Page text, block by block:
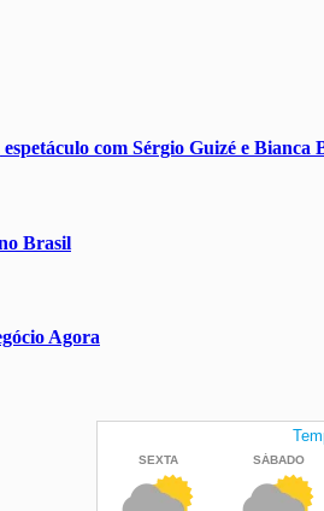
com Sérgio Guizé e Bianca
Brasil
Agora